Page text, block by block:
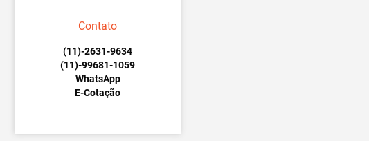
Contato
(11)-2631-9634
(11)-99681-1059
WhatsApp
E-Cotação